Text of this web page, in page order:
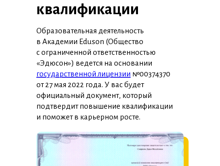
квалификации
Образовательная деятельность
в Академии Eduson (Общество
с ограниченной ответственностью
«Эдюсон») ведется на основании
государственной лицензии №00374370
от 27 мая 2022 года. У вас будет
официальный документ, который
подтвердит повышение квалификации
и поможет в карьерном росте.